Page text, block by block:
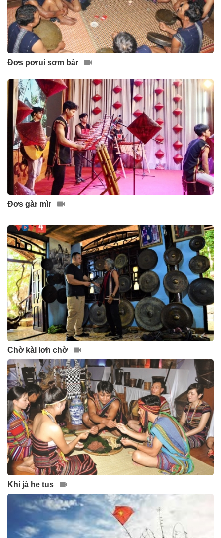
Đơs pơrui sơm bàr
Đơs gàr mìr
Chờ kàl lơh chờ
Khi jà he tus